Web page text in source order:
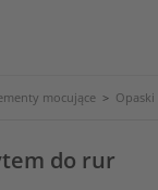
mocujące >
do rur